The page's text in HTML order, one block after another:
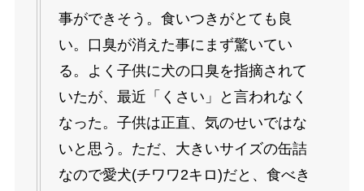
事ができそう。食いつきがとても良
い。口臭が消えた事にまず驚いてい
る。よく子供に犬の口臭を指摘されて
いたが、最近「くさい」と言われなく
なった。子供は正直、気のせいではな
いと思う。ただ、大きいサイズの缶詰
なので愛犬(チワワ2キロ)だと、食べき